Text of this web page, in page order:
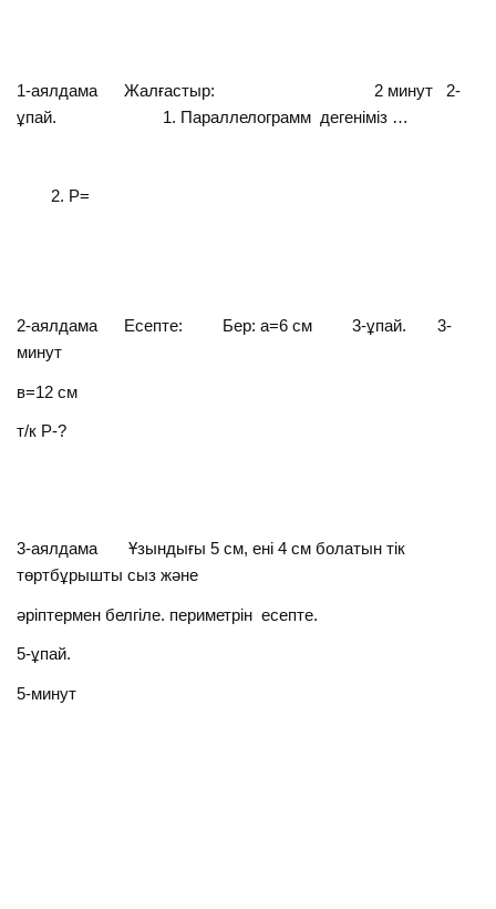
1-аялдама Жалғастыр: 2 минут 2-
ұпай. 1. Параллелограмм дегеніміз …
Р=
2-аялдама Есепте: Бер: а=6 см 3-ұпай. 3-
минут
в=12 см
т/к Р-?
3-аялдама Ұзындығы 5 см, ені 4 см болатын тік
төртбұрышты сыз және
әріптермен белгіле. периметрін есепте.
5-ұпай.
5-минут